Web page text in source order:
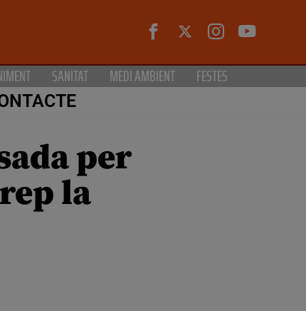
SANITAT MEDI AMBIENT FESTES
per
la